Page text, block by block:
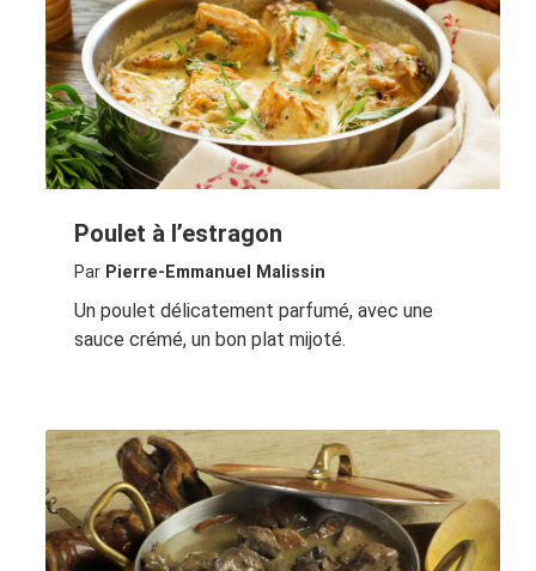
Poulet à l’estragon
Par Pierre-Emmanuel Malissin
Un poulet délicatement parfumé, avec une
sauce crémé, un bon plat mijoté.